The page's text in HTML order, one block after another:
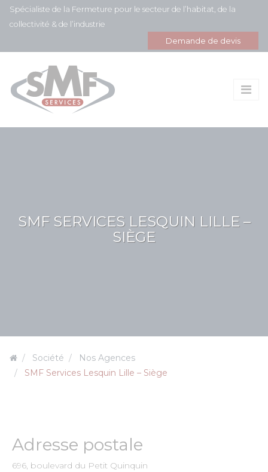
Spécialiste de la Fermeture pour le secteur de l’habitat, de la
collectivité & de l’industrie
Demande de devis
SMF SERVICES LESQUIN LILLE –
SIÈGE
Société
Nos Agences
SMF Services Lesquin Lille – Siège
Adresse postale
696, boulevard du Petit Quinquin
Panneau de gestion des cookies